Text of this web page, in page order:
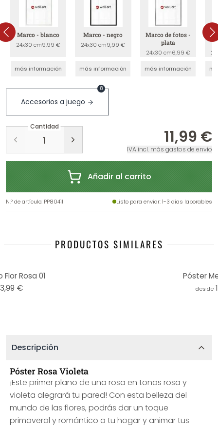
Marco - blanco
24x30 cm9,99 €
más información
Marco - negro
24x30 cm9,99 €
más información
Marco de fotos -
plata
24x30 cm6,99 €
más información
Accesorios a juego
8
Cantidad
11,99 €
IVA incl. más gastos de envío
Añadir al carrito
N.º de artículo: PP80411 Listo para enviar: 1-3 días laborables
PRODUCTOS SIMILARES
Rosa 01
€
Póster
desde
Descripción
Póster Rosa Violeta
¡Este primer plano de una rosa en tonos rosa y
violeta alegrará tu pared! Con esta belleza del
mundo de las flores, podrás dar un toque
primaveral y romántico a tu hogar y animar tus